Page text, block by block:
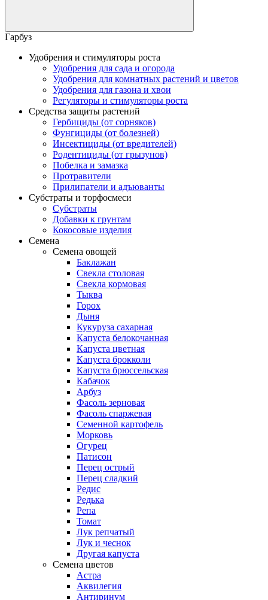
Гарбуз
Удобрения и стимуляторы роста
Удобрения для сада и огорода
Удобрения для комнатных растений и цветов
Удобрения для газона и хвои
Регуляторы и стимуляторы роста
Средства защиты растений
Гербициды (от сорняков)
Фунгициды (от болезней)
Инсектициды (от вредителей)
Родентициды (от грызунов)
Побелка и замазка
Протравители
Прилипатели и адъюванты
Субстраты и торфосмеси
Субстраты
Добавки к грунтам
Кокосовые изделия
Семена
Семена овощей
Баклажан
Свекла столовая
Свекла кормовая
Тыква
Горох
Дыня
Кукуруза сахарная
Капуста белокочанная
Капуста цветная
Капуста брокколи
Капуста брюссельская
Кабачок
Арбуз
Фасоль зерновая
Фасоль спаржевая
Семенной картофель
Морковь
Огурец
Патисон
Перец острый
Перец сладкий
Редис
Редька
Репа
Томат
Лук репчатый
Лук и чеснок
Другая капуста
Семена цветов
Астра
Аквилегия
Антиринум